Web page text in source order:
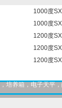
1000度
1000度
1200度
1200度
1200度
养箱，电子天平